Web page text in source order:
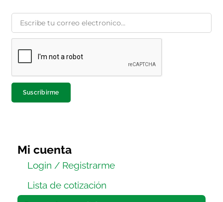
Suscribirme
Mi cuenta
Login / Registrarme
Lista de cotización